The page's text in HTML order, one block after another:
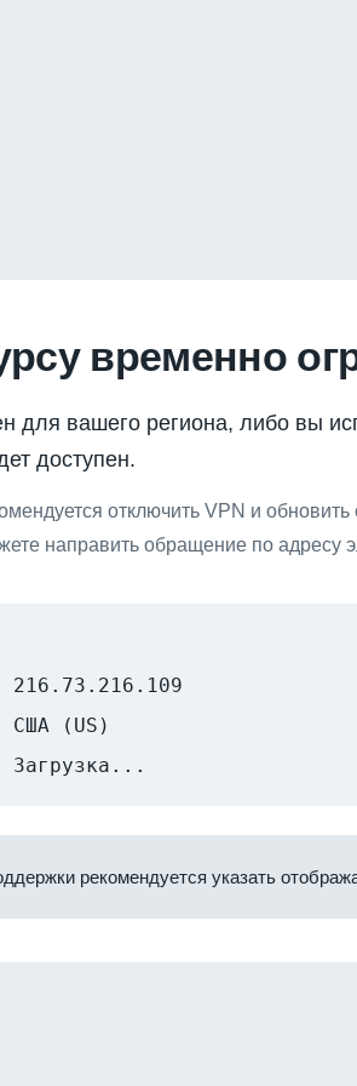
временно
для вашего региона, либо вы
доступен.
отключить VPN и
направить обращение по адресу
216.73.216.109
США (US)
Загрузка...
рекомендуется указать